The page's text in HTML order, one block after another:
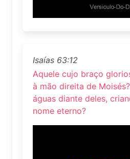
Isaías 63:12
Aquele cujo braço
à mão direita de
águas diante deles,
nome eterno?